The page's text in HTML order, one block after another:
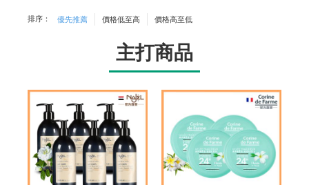
排序： 優先推薦 價格低至高 價格高至低
主打商品